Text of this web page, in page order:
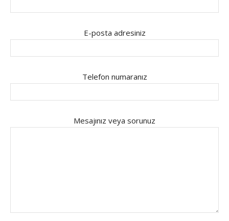
E-posta adresiniz
Telefon numaranız
Mesajınız veya sorunuz